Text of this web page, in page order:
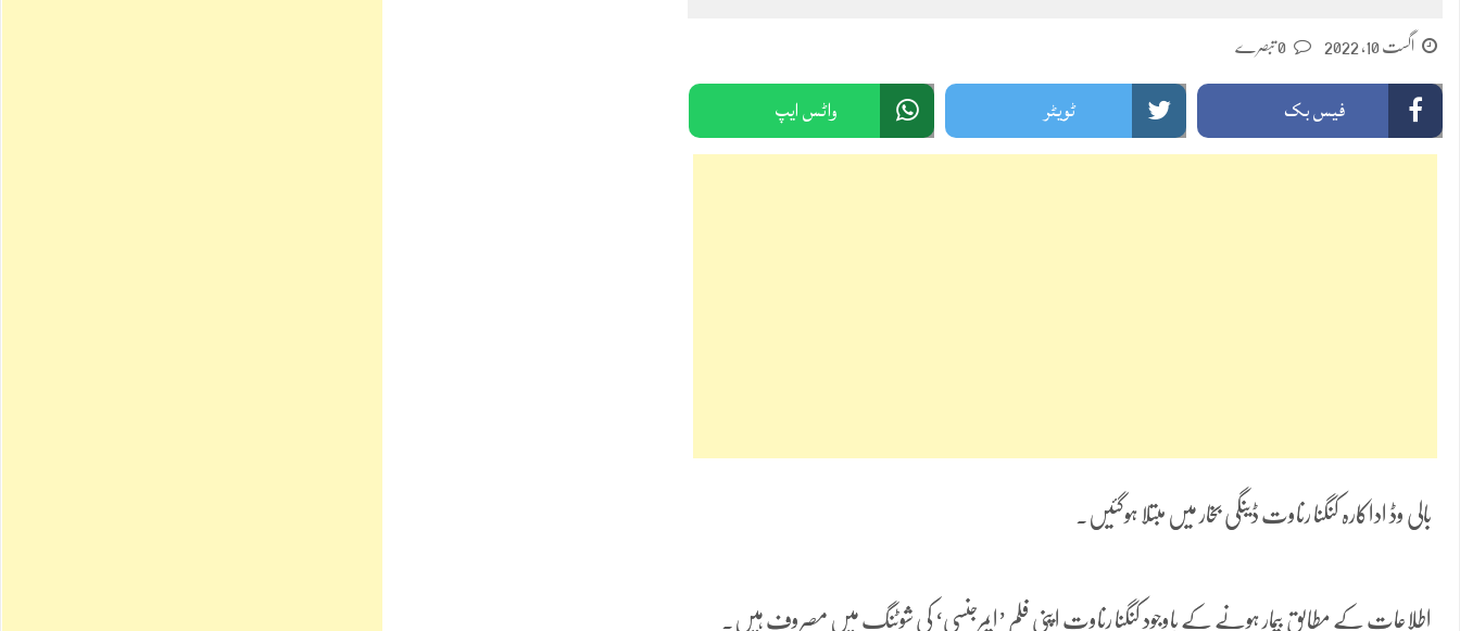
اگست 10, 2022 0 تبصرے
فیس بک ٹویٹر واٹس ایپ
بالی وڈ اداکارہ کنگنا رناوت ڈینگی بخار میں مبتلا ہوگئیں۔
اطلاعات کے مطابق بیمار ہونے کے باوجود کنگنا رناوت اپنی فلم ’ایمرجنسی‘ کی شوٹنگ میں مصروف ہیں۔